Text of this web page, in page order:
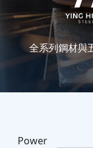
全系列鋼材與
Power